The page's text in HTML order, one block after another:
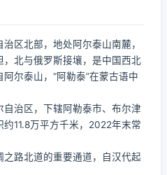
区北部，地处阿尔泰山南麓，
北与俄罗斯接壤，是中国西北
尔泰山，“阿勒泰”在蒙古语中
治区，下辖阿勒泰市、布尔津
11.8万平方千米，2022年末常
路北道的重要通道，自汉代起